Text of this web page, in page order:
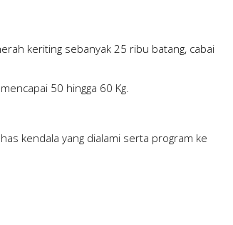
keriting sebanyak 25 ribu batang, cabai
50 hingga 60 Kg.
kendala yang dialami serta program ke